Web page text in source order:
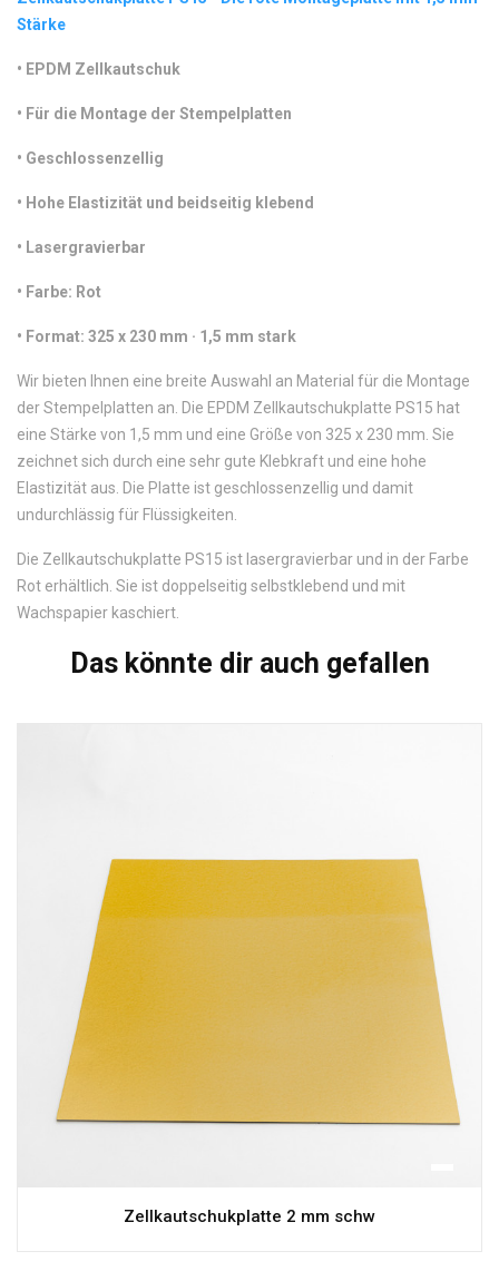
Stärke
• EPDM Zellkautschuk
• Für die Montage der Stempelplatten
• Geschlossenzellig
• Hohe Elastizität und beidseitig klebend
• Lasergravierbar
• Farbe: Rot
• Format: 325 x 230 mm · 1,5 mm stark
Wir bieten Ihnen eine breite Auswahl an Material für die Montage
der Stempelplatten an. Die EPDM Zellkautschukplatte PS15 hat
eine Stärke von 1,5 mm und eine Größe von 325 x 230 mm. Sie
zeichnet sich durch eine sehr gute Klebkraft und eine hohe
Elastizität aus. Die Platte ist geschlossenzellig und damit
undurchlässig für Flüssigkeiten.
Die Zellkautschukplatte PS15 ist lasergravierbar und in der Farbe
Rot erhältlich. Sie ist doppelseitig selbstklebend und mit
Wachspapier kaschiert.
Das könnte dir auch gefallen
Zellkautschukplatte 2 mm schw